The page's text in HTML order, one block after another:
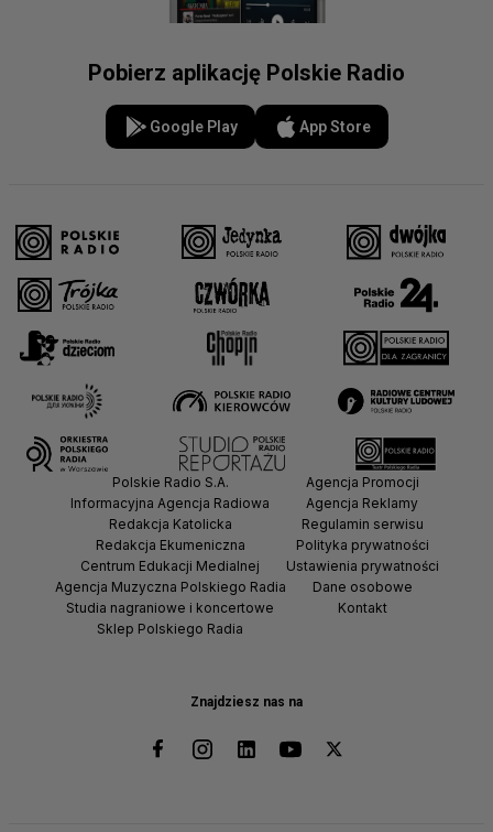
Pobierz aplikację Polskie Radio
Google Play App Store
Znajdziesz nas na
Polskie Radio S.A.
Informacyjna Agencja Radiowa
Redakcja Katolicka
Redakcja Ekumeniczna
Centrum Edukacji Medialnej
Agencja Muzyczna Polskiego Radia
Studia nagraniowe i koncertowe
Sklep Polskiego Radia
Agencja Promocji
Agencja Reklamy
Regulamin serwisu
Polityka prywatności
Ustawienia prywatności
Dane osobowe
Kontakt